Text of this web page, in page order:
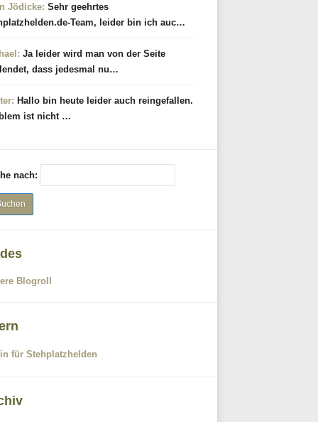
Jödicke: Sehr geehrtes
Team, leider bin ich auc…
Ja leider wird man von der Seite
dass jedesmal nu…
Hallo bin heute leider auch reingefallen.
ist nicht …
nach:
Blogroll
für Stehplatzhelden